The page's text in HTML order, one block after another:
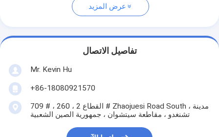
عرض المزيد
تفاصيل الاتصال
Mr. Kevin Hu
+86-18080921570
709 # ، القطاع 2 ، 260 # Zhaojuesi Road South ، مدينة
تشنغدو ، مقاطعة سيتشوان ، جمهورية الصين الشعبية